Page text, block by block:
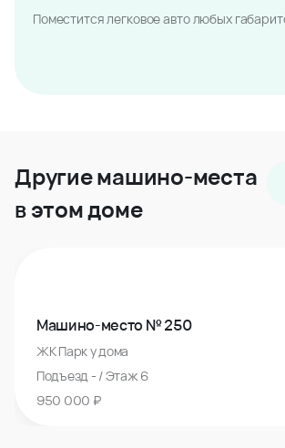
Поместится легковое авто любых
Другие машино-места
в этом доме
Машино-место № 250
ЖК Парк у дома
Подъезд - / Этаж 6
950 000 ₽